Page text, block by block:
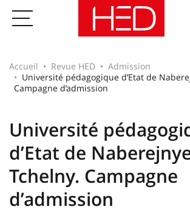
Accueil Revue HED
Admission
Université pédagogique d’Etat de
Campagne d’admission
Université
d’Etat de
Tchelny. Campagne
d’admission